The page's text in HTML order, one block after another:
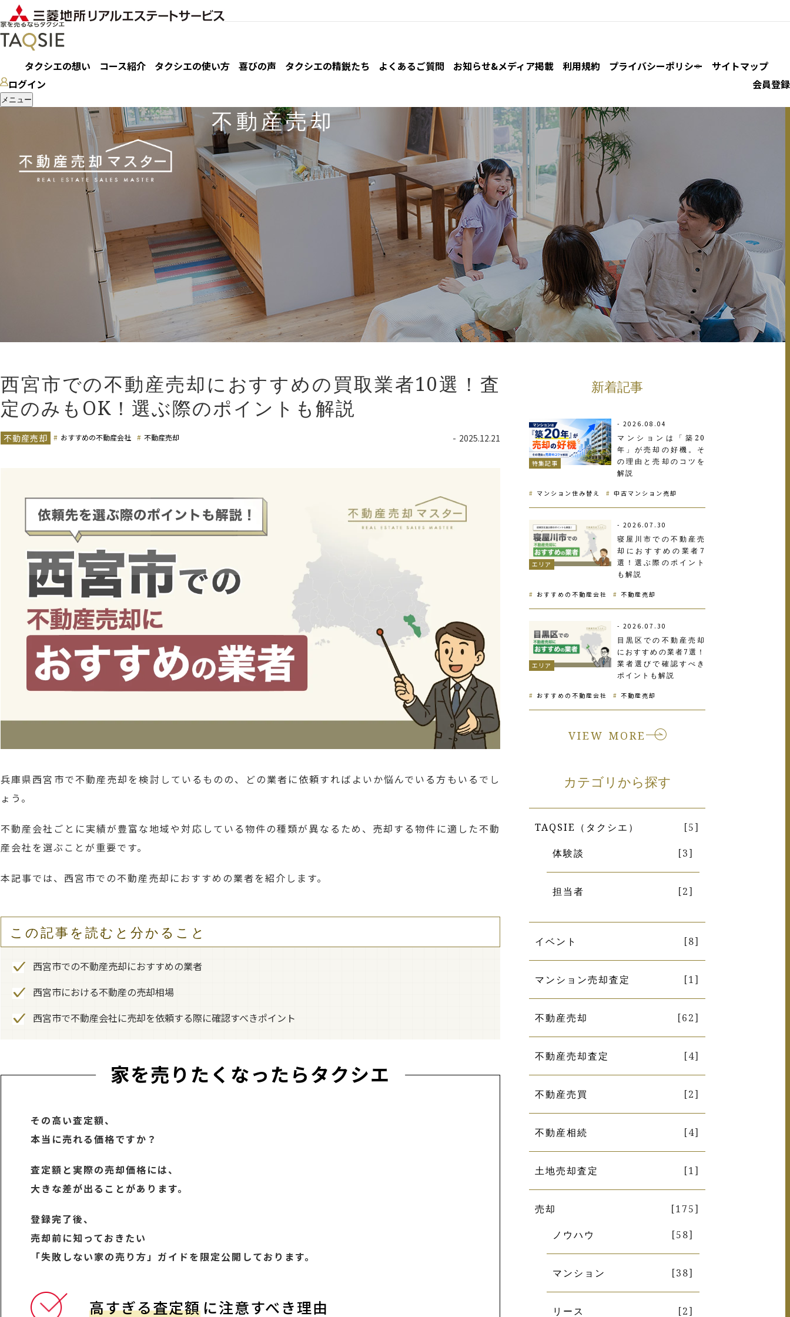
タクシエの想い コース紹介 タクシエの使い方 喜びの声 タクシエの精鋭たち よくあるご質問 お知らせ&メディア掲載 利用規約 プライバシーポリシー
サイトマップ
ログイン
会員登録
メニュー
不動産売却
西宮市での不動産売却におすすめの買取業者10選！査
定のみもOK！選ぶ際のポイントも解説
不動産売却 おすすめの不動産会社 不動産売却 2025.12.21
兵庫県西宮市で不動産売却を検討しているものの、どの業者に依頼すればよいか悩んでいる方もいるでし
ょう。
不動産会社ごとに実績が豊富な地域や対応している物件の種類が異なるため、売却する物件に適した不動
産会社を選ぶことが重要です。
本記事では、西宮市での不動産売却におすすめの業者を紹介します。
この記事を読むと分かること
西宮市での不動産売却におすすめの業者
西宮市における不動産の売却相場
西宮市で不動産会社に売却を依頼する際に確認すべきポイント
家を売りたくなったらタクシエ
その高い査定額、
本当に売れる価格ですか？
査定額と実際の売却価格には、
大きな差が出ることがあります。
登録完了後、
売却前に知っておきたい
「失敗しない家の売り方」ガイドを限定公開しております。
高すぎる査定額に注意すべき理由
新着記事
特集記事
2026.08.04
マンションは「築20
年」が売却の好機。そ
の理由と売却のコツを
解説
マンション住み替え 中古マンション売却
エリア
2026.07.30
寝屋川市での不動産売
却におすすめの業者7
選！選ぶ際のポイント
も解説
おすすめの不動産会社 不動産売却
エリア
2026.07.30
目黒区での不動産売却
におすすめの業者7選！
業者選びで確認すべき
ポイントも解説
おすすめの不動産会社 不動産売却
VIEW MORE
カテゴリから探す
TAQSIE（タクシエ）
[5]
体験談
[3]
担当者 [2]
イベント [8]
マンション売却査定 [1]
不動産売却 [62]
不動産売却査定 [4]
不動産売買 [2]
不動産相続 [4]
土地売却査定 [1]
売却
[175]
ノウハウ
[58]
マンション [38]
リース [2]